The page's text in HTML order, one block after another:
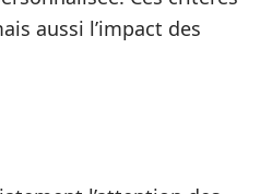
aussi l’impact des